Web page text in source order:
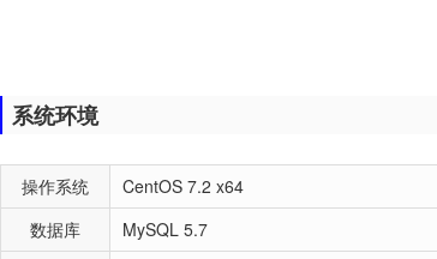
系统环境
操作系统
CentOS 7.2 x64
数据库
MySQL 5.7